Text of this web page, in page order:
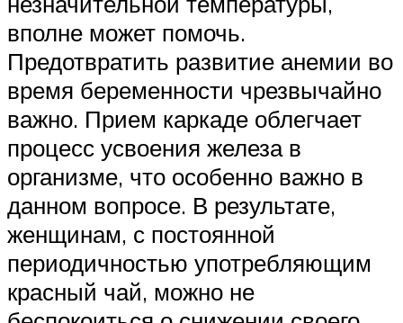
вполне может помочь.
Предотвратить развитие анемии во
время беременности чрезвычайно
важно. Прием каркаде облегчает
процесс усвоения железа в
организме, что особенно важно в
данном вопросе. В результате,
женщинам, с постоянной
периодичностью употребляющим
красный чай, можно не